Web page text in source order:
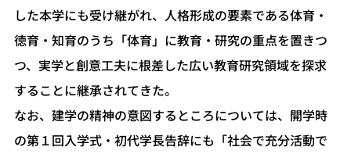
した本学にも受け継がれ、人格形成の要素である体育・
徳育・知育のうち「体育」に教育・研究の重点を置きつ
つ、実学と創意工夫に根差した広い教育研究領域を探求
することに継承されてきた。
なお、建学の精神の意図するところについては、開学時
の第１回入学式・初代学長告辞にも「社会で充分活動で